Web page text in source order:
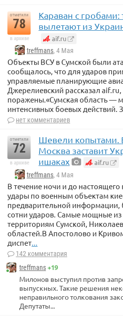
отметили
78
в архиве
Караван с
вылетают из
aif.ru
treffmans, 4 Мая
Объекты ВСУ в Сумской были
сообщалось, что для ударов
управляемые планирующие
Джерелиевский рассказал
поражены.«Сумская область —
интенсивных боевых действий.
нет комментариев
отметили
72
в архиве
Шевели копытами.
Москва заставит
ишаках
aif.ru
treffmans, 4 Мая
В течение ночи и до
удары по военным объектам
предварительной информации,
сотни ударов. Самые мощные
территориям Сумской,
областей.В Апостолово и
диспет...
142 комментария
treffmans+19
Милонов выступил против
выпускных. Такие решения
неправильного толкования
Депутаты...